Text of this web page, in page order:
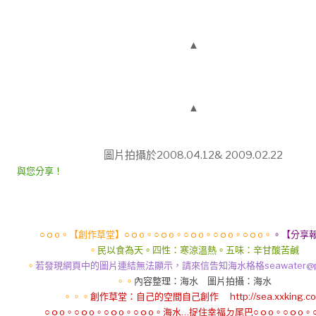
▲
▲
圖片拍攝於2008.04.12& 2009.02.22
與您分享！
○ｏo。【創作草堂】○ｏo。○ｏo。○ｏo。○ｏo。○ｏo。 。【分享
。 民以食為天。四性：寒涼溫熱。五味：辛甘酸苦鹹
。 若發現網頁中的圖片連結無法顯示，請來信告知海水格格
。。 內容整理：海水 圖片拍攝：海水
。。。 創作草堂：自己的空間自己創作 http://
○ｏo。○ｏo。○ｏo。○ｏo。海水…捉住幸福ㄉ尾巴○ｏo。○ｏo。